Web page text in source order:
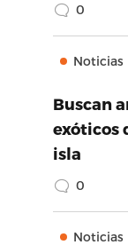
0
Noticias
Buscan
exóticos
isla
0
Noticias